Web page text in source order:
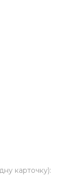
карточку):